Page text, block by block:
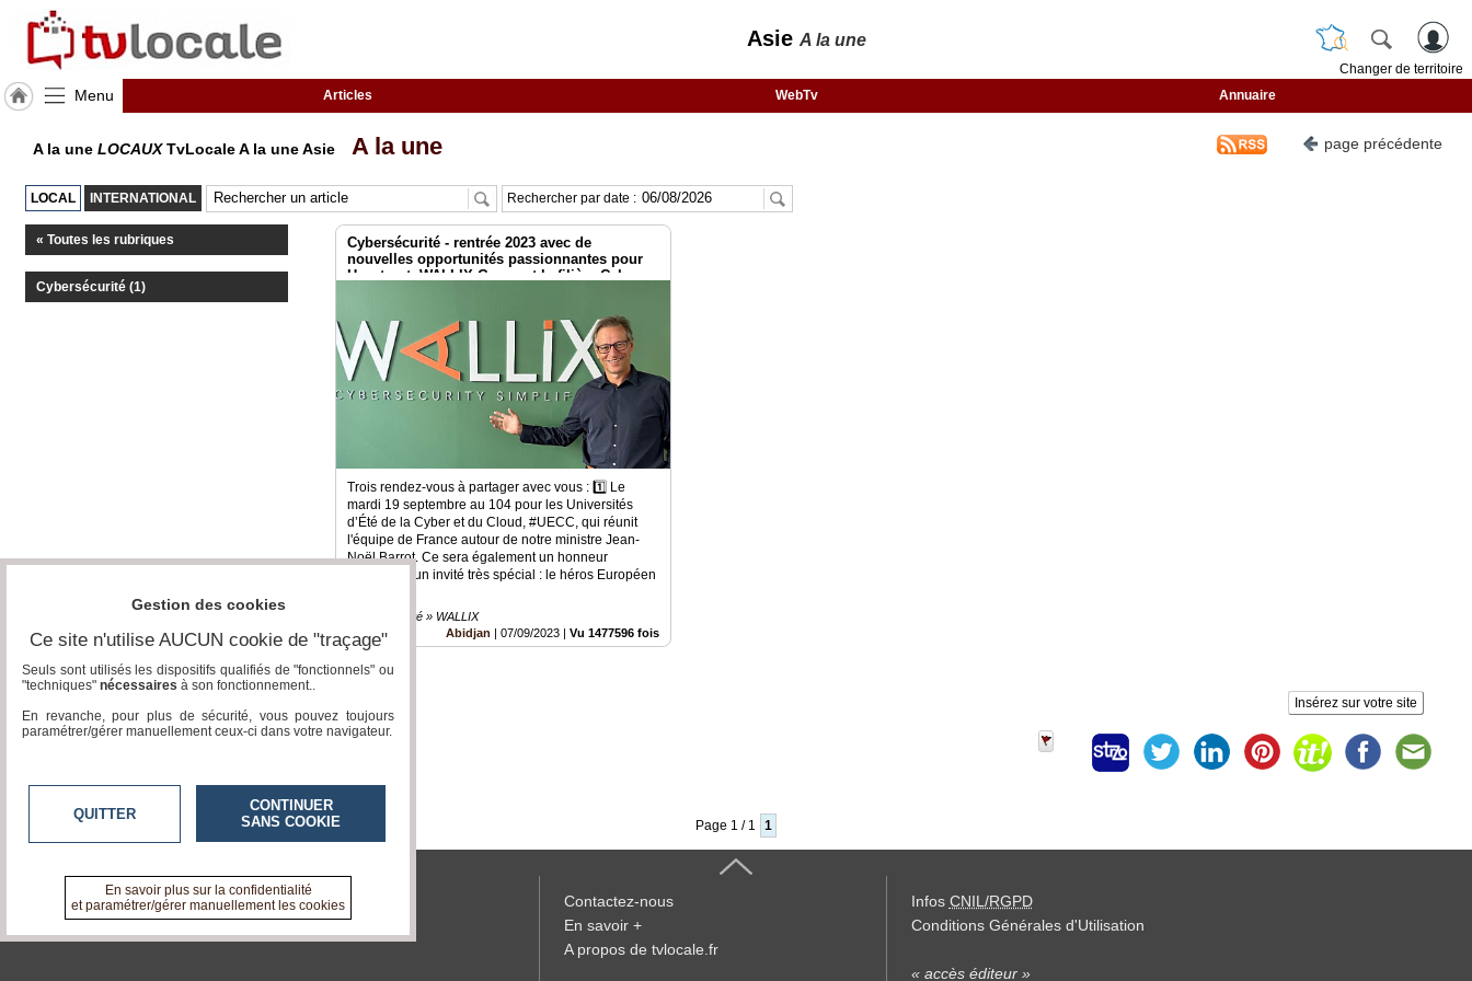
Asie A la une
Changer de territoire
Menu Articles WebTv Annuaire
ACCUEIL
Asie
TvLocale
France
Médias
Blogs
Inscription
annuaire
pro
A la une LOCAUXTvLocale A la une Asie A la une page précédente
LOCAL INTERNATIONAL Rechercher par date :
« Toutes les rubriques
Cybersécurité (1)
Cybersécurité - rentrée 2023 avec de
nouvelles opportunités passionnantes pour
Hexatrust, WALLIX Group et la filière Cyber
Trois rendez-vous à partager avec vous : 1️⃣ Le
mardi 19 septembre au 104 pour les Universités
d’Été de la Cyber et du Cloud, #UECC, qui réunit
l'équipe de France autour de notre ministre Jean-
Noël Barrot. Ce sera également un honneur
d'accueillir un invité très spécial : le héros Européen
Cybersécurité » WALLIX
Abidjan |07/09/2023 |Vu 1477596 fois
Insérez sur votre site
Page 1 / 1 1
tvlocale.fr
Contactez-nous
En savoir +
A propos de tvlocale.fr
Infos CNIL/RGPD
Conditions Générales d'Utilisation
« accès éditeur »
Gestion des cookies
Ce site n'utilise AUCUN cookie de "traçage"
Seuls sont utilisés les dispositifs qualifiés de "fonctionnels" ou
"techniques" nécessaires à son fonctionnement..
En revanche, pour plus de sécurité, vous pouvez toujours
paramétrer/gérer manuellement ceux-ci dans votre navigateur.
QUITTER
CONTINUER
SANS COOKIE
En savoir plus sur la confidentialité
et paramétrer/gérer manuellement les cookies